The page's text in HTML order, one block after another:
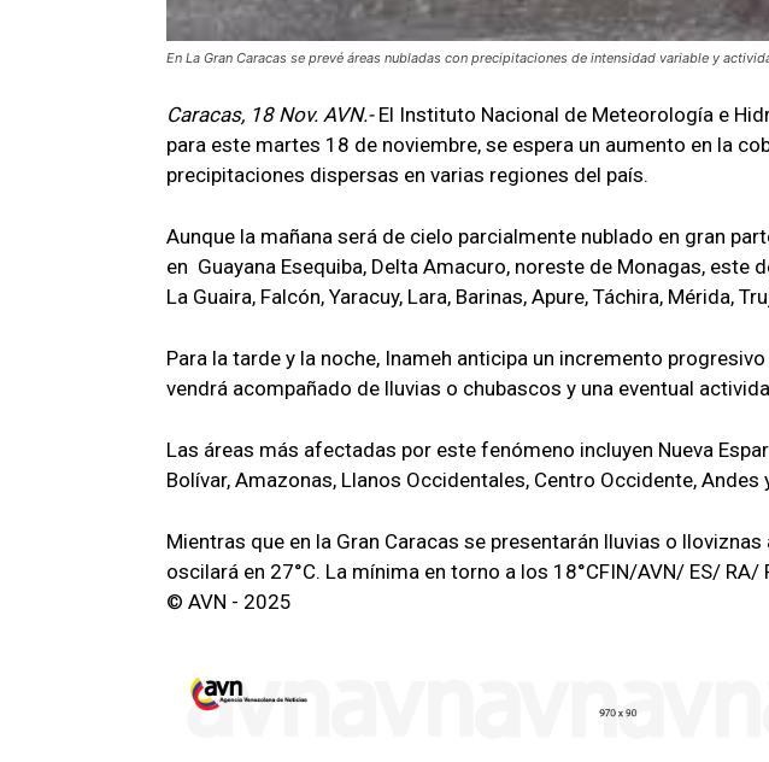
En La Gran Caracas se prevé áreas nubladas con precipitaciones de intensidad variable y
Caracas, 18 Nov. AVN.- El Instituto Nacional de Meteorología e
para este martes 18 de noviembre, se espera un aumento en la
precipitaciones dispersas en varias regiones del país.
Aunque la mañana será de cielo parcialmente nublado en gran
en Guayana Esequiba, Delta Amacuro, noreste de Monagas, este
La Guaira, Falcón, Yaracuy, Lara, Barinas, Apure, Táchira, Mérida,
Para la tarde y la noche, Inameh anticipa un incremento
vendrá acompañado de lluvias o chubascos y una eventual
Las áreas más afectadas por este fenómeno incluyen Nueva
Bolívar, Amazonas, Llanos Occidentales, Centro Occidente, Andes
Mientras que en la Gran Caracas se presentarán lluvias o
oscilará en 27°C. La mínima en torno a los 18°CFIN/AVN/ ES/ RA/
© AVN - 2025